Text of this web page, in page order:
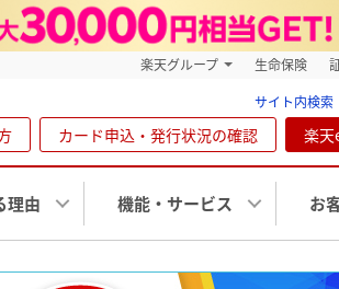
楽天グループ 生命保険
サイト内検索
カード申込・発行状況の確認 楽天
理由 機能・サービス お